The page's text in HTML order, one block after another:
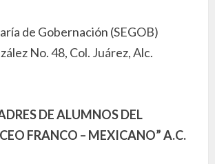
de Gobernación (SEGOB)
No. 48, Col. Juárez, Alc.
DE ALUMNOS DEL
FRANCO – MEXICANO” A.C.